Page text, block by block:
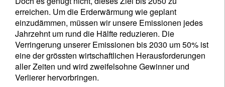
erreichen. Um die Erderwärmung wie geplant
einzudämmen, müssen wir unsere Emissionen jedes
Jahrzehnt um rund die Hälfte reduzieren. Die
Verringerung unserer Emissionen bis 2030 um 50% ist
eine der grössten wirtschaftlichen Herausforderungen
aller Zeiten und wird zweifelsohne Gewinner und
Verlierer hervorbringen.